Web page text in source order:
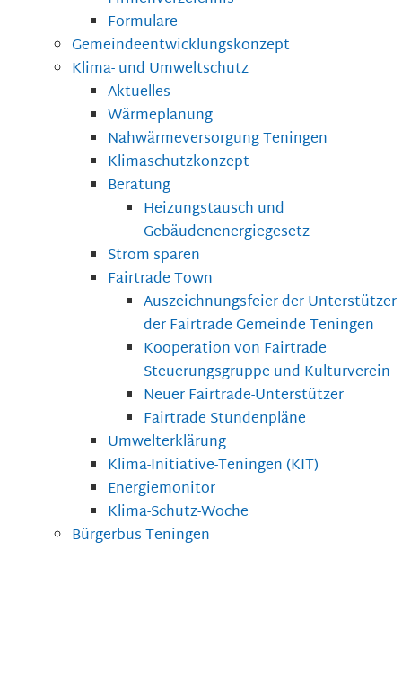
Formulare
Gemeindeentwicklungskonzept
Klima- und Umweltschutz
Aktuelles
Wärmeplanung
Nahwärmeversorgung Teningen
Klimaschutzkonzept
Beratung
Heizungstausch und
Gebäudenenergiegesetz
Strom sparen
Fairtrade Town
Auszeichnungsfeier der Unterstützer
der Fairtrade Gemeinde Teningen
Kooperation von Fairtrade
Steuerungsgruppe und Kulturverein
Neuer Fairtrade-Unterstützer
Fairtrade Stundenpläne
Umwelterklärung
Klima-Initiative-Teningen (KIT)
Energiemonitor
Klima-Schutz-Woche
Bürgerbus Teningen